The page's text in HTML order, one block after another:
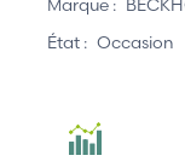
Marque :
État : Occasion